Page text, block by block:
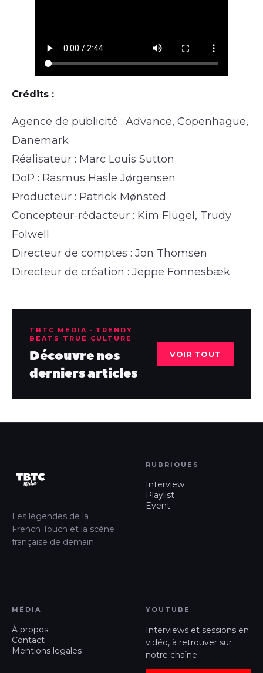
Crédits :
Agence de publicité : Advance, Copenhague,
Danemark
Réalisateur : Marc Louis Sutton
DoP : Rasmus Hasle Jørgensen
Producteur : Patrick Mønsted
Concepteur-rédacteur : Kim Flügel, Trudy
Folwell
Directeur de comptes : Jon Thomsen
Directeur de création : Jeppe Fonnesbæk
TBTC MEDIA · TRENDY
BEATS TRUE CULTURE
Découvre nos
derniers articles
VOIR TOUT
Les légendes de la
French Touch et la scène
française de demain.
RUBRIQUES
Interview
Playlist
Event
MÉDIA
À propos
Contact
Mentions legales
YOUTUBE
Interviews et sessions en
vidéo, à retrouver sur
notre chaîne.